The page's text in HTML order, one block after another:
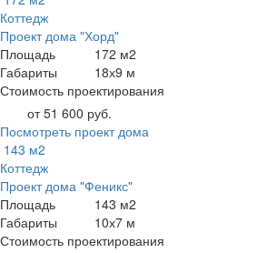
Коттедж
Проект дома "Хорд"
Площадь
172 м2
Габариты
18х9 м
Стоимость проектирования
от 51 600 руб.
Посмотреть проект дома
143 м2
Коттедж
Проект дома "Феникс"
Площадь
143 м2
Габариты
10х7 м
Стоимость проектирования